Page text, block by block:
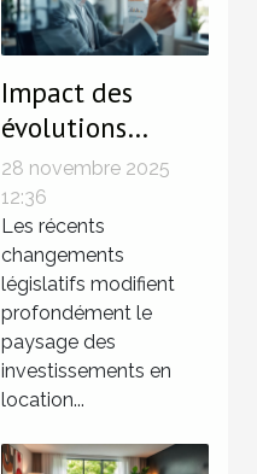
Impact des
évolutions
législatives sur
les
investissements
en LMNP
28 novembre 2025
12:36
Les récents
changements
législatifs modifient
profondément le
paysage des
investissements en
location...